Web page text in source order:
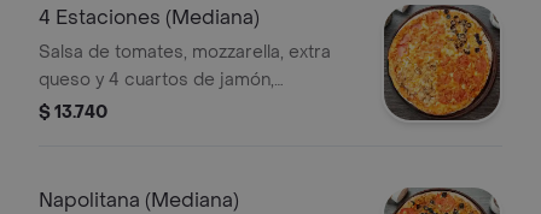
4 Estaciones (Mediana)
Salsa de tomates, mozzarella, extra
queso y 4 cuartos de jamón,
champiñon, aceitunas negras y
$ 13.740
Napolitana (Mediana)